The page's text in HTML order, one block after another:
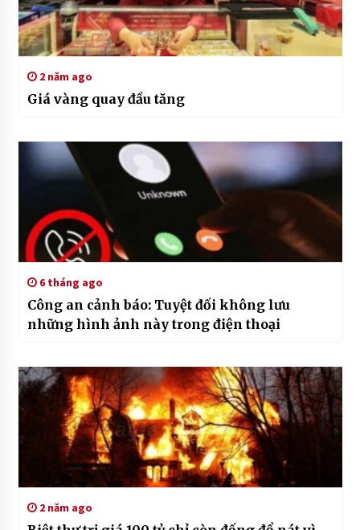
2 năm ago
Giá vàng quay đầu tăng
6 tháng ago
Công an cảnh báo: Tuyệt đối không lưu
những hình ảnh này trong điện thoại
2 năm ago